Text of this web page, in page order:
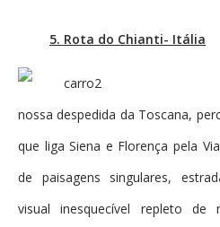
5. Rota do Chianti- Itália
nossa despedida da Toscana,
que liga Siena e Florença pela
de paisagens singulares,
visual inesquecível repleto de